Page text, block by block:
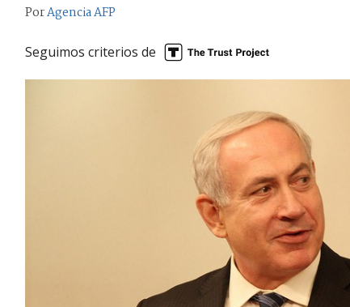
PorAgencia AFP
Seguimos criterios de